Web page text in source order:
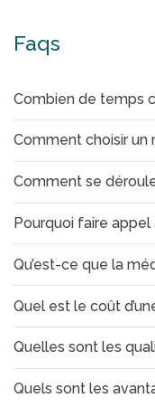
Faqs
Combien de temps
Comment choisir un
Comment se
Pourquoi faire appel
Qu’est-ce que la
Quel est le coût
Quelles sont les
Quels sont les